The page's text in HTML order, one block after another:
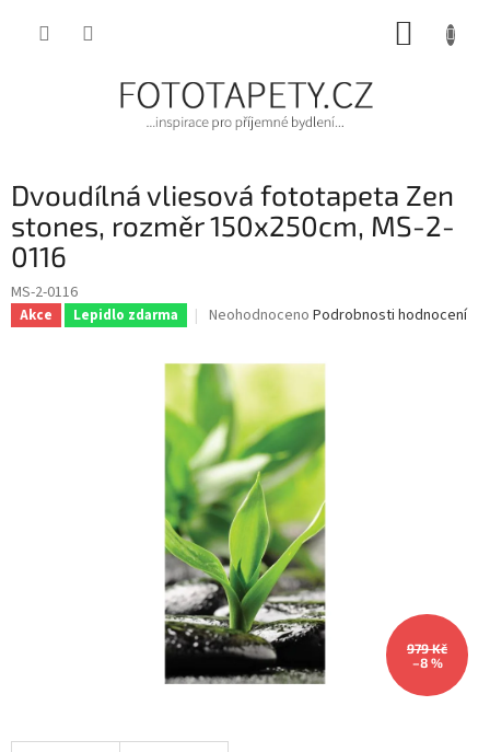
Dvoudílná vliesová fototapeta Zen
stones, rozměr 150x250cm, MS-2-
0116
MS-2-0116
Akce Lepidlo zdarma
Průměrné
0,0
5
hvězdiček.
Neohodnoceno Podrobnosti hodnocení
979 Kč
–8 %